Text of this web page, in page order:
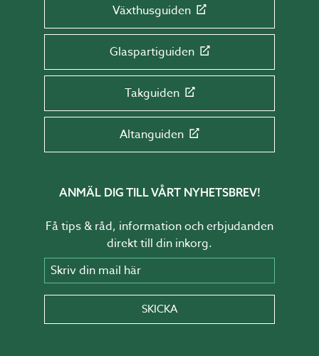
Växthusguiden
Glaspartiguiden
Takguiden
Altanguiden
ANMÄL DIG TILL VÅRT NYHETSBREV!
Få tips & råd, information och erbjudanden
direkt till din inkorg.
Skriv din mail här
SKICKA